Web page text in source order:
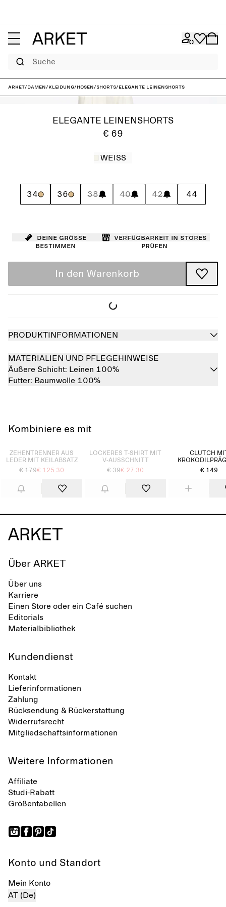
Suche
ARKET/Damen/Kleidung/Hosen/Shorts/Elegante Leinenshorts
ELEGANTE LEINENSHORTS
€ 69
WEISS
34 36 38 40 42 44
Deine Größe
bestimmen
Verfügbarkeit in Stores
prüfen
In den Warenkorb
PRODUKTINFORMATIONEN
MATERIALIEN UND PFLEGEHINWEISE
Äußere Schicht: Leinen 100%
Futter: Baumwolle 100%
Kombiniere es mit
ZEHENTRENNER AUS
LEDER MIT KEILABSATZ
€ 179€ 125.30
LOCKERES T-SHIRT MIT
V-AUSSCHNITT
€ 39€ 27.30
CLUTCH
€ 149
Über ARKET
Über uns
Karriere
Einen Store oder ein Café suchen
Editorials
Materialbibliothek
Kundendienst
Kontakt
Lieferinformationen
Zahlung
Rücksendung & Rückerstattung
Widerrufsrecht
Mitgliedschaftsinformationen
Weitere Informationen
Affiliate
Studi-Rabatt
Größentabellen
Konto und Standort
Mein Konto
AT (De)